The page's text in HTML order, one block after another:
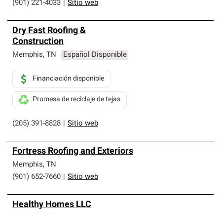
(901) 221-4033
Sitio web
Dry Fast Roofing &
Construction
Memphis, TN Español Disponible
(205) 391-8828 Sitio web
Financiación disponible
Promesa de reciclaje de tejas
Fortress Roofing and Exteriors
Memphis, TN
(901) 652-7660
Sitio web
Healthy Homes LLC